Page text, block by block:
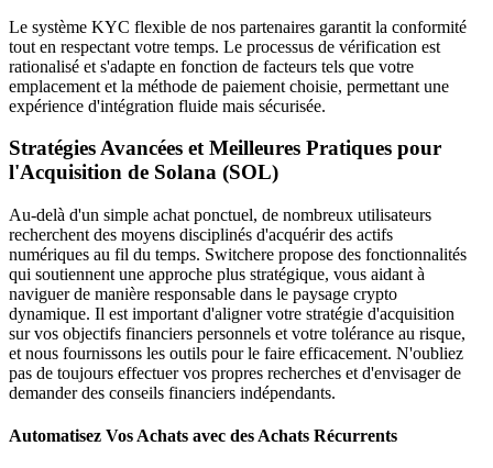
Le système KYC flexible de nos partenaires garantit la conformité
tout en respectant votre temps. Le processus de vérification est
rationalisé et s'adapte en fonction de facteurs tels que votre
emplacement et la méthode de paiement choisie, permettant une
expérience d'intégration fluide mais sécurisée.
Stratégies Avancées et Meilleures Pratiques pour
l'Acquisition de Solana (SOL)
Au-delà d'un simple achat ponctuel, de nombreux utilisateurs
recherchent des moyens disciplinés d'acquérir des actifs
numériques au fil du temps. Switchere propose des fonctionnalités
qui soutiennent une approche plus stratégique, vous aidant à
naviguer de manière responsable dans le paysage crypto
dynamique. Il est important d'aligner votre stratégie d'acquisition
sur vos objectifs financiers personnels et votre tolérance au risque,
et nous fournissons les outils pour le faire efficacement. N'oubliez
pas de toujours effectuer vos propres recherches et d'envisager de
demander des conseils financiers indépendants.
Automatisez Vos Achats avec des Achats Récurrents